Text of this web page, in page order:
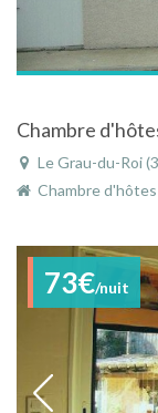
Chambre
Le Grau-du-Roi (31
Chambre d'hôtes
73€/nuit